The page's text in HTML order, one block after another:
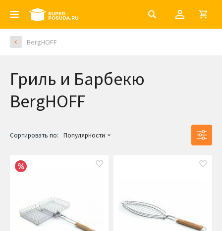
BergHOFF
Гриль и Барбекю
BergHOFF
Сортировать по: Популярности